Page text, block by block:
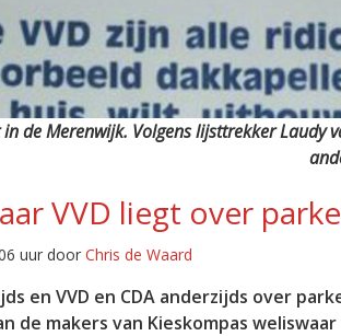
de Merenwijk. Volgens lijsttrekker Laudy
VVD liegt over
uur door Chris de Waard
en VVD en CDA anderzijds over
de makers van Kieskompas